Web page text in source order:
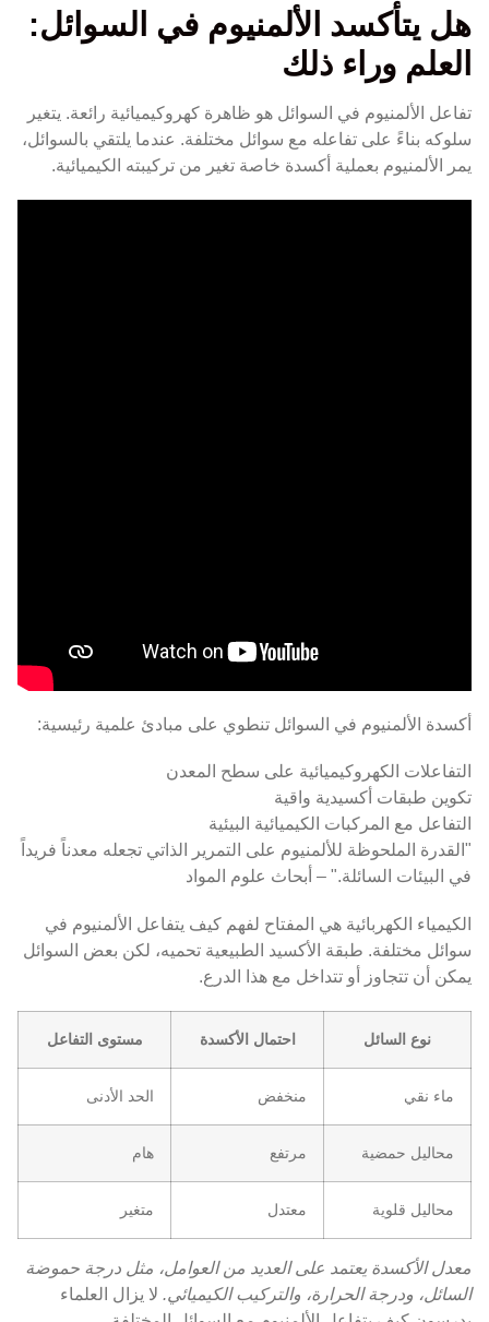
هل يتأكسد الألمنيوم في السوائل:
العلم وراء ذلك
تفاعل الألمنيوم في السوائل هو ظاهرة كهروكيميائية رائعة. يتغير
سلوكه بناءً على تفاعله مع سوائل مختلفة. عندما يلتقي بالسوائل،
يمر الألمنيوم بعملية أكسدة خاصة تغير من تركيبته الكيميائية.
أكسدة الألمنيوم في السوائل تنطوي على مبادئ علمية رئيسية:
التفاعلات الكهروكيميائية على سطح المعدن
تكوين طبقات أكسيدية واقية
التفاعل مع المركبات الكيميائية البيئية
"القدرة الملحوظة للألمنيوم على التمرير الذاتي تجعله معدناً فريداً
في البيئات السائلة." – أبحاث علوم المواد
الكيمياء الكهربائية هي المفتاح لفهم كيف يتفاعل الألمنيوم في
سوائل مختلفة. طبقة الأكسيد الطبيعية تحميه، لكن بعض السوائل
يمكن أن تتجاوز أو تتداخل مع هذا الدرع.
نوع السائل احتمال الأكسدة مستوى التفاعل
ماء نقي منخفض الحد الأدنى
محاليل حمضية مرتفع هام
محاليل قلوية معتدل متغير
معدل الأكسدة يعتمد على العديد من العوامل، مثل درجة حموضة
السائل، ودرجة الحرارة، والتركيب الكيميائي.لا يزال العلماء